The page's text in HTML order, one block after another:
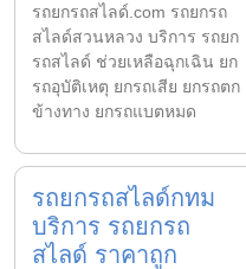
รถยกรถสไลด์.com รถยกรถ
สไลด์สวนหลวง บริการ รถยก
รถสไลด์ ช่วยเหลือฉุกเฉิน ยก
รถอุบัติเหตุ ยกรถเสีย ยกรถตก
ข้างทาง ยกรถแบตหมด
รถยกรถสไลด์กทม
บริการ รถยกรถ
สไลด์ ราคาถูก